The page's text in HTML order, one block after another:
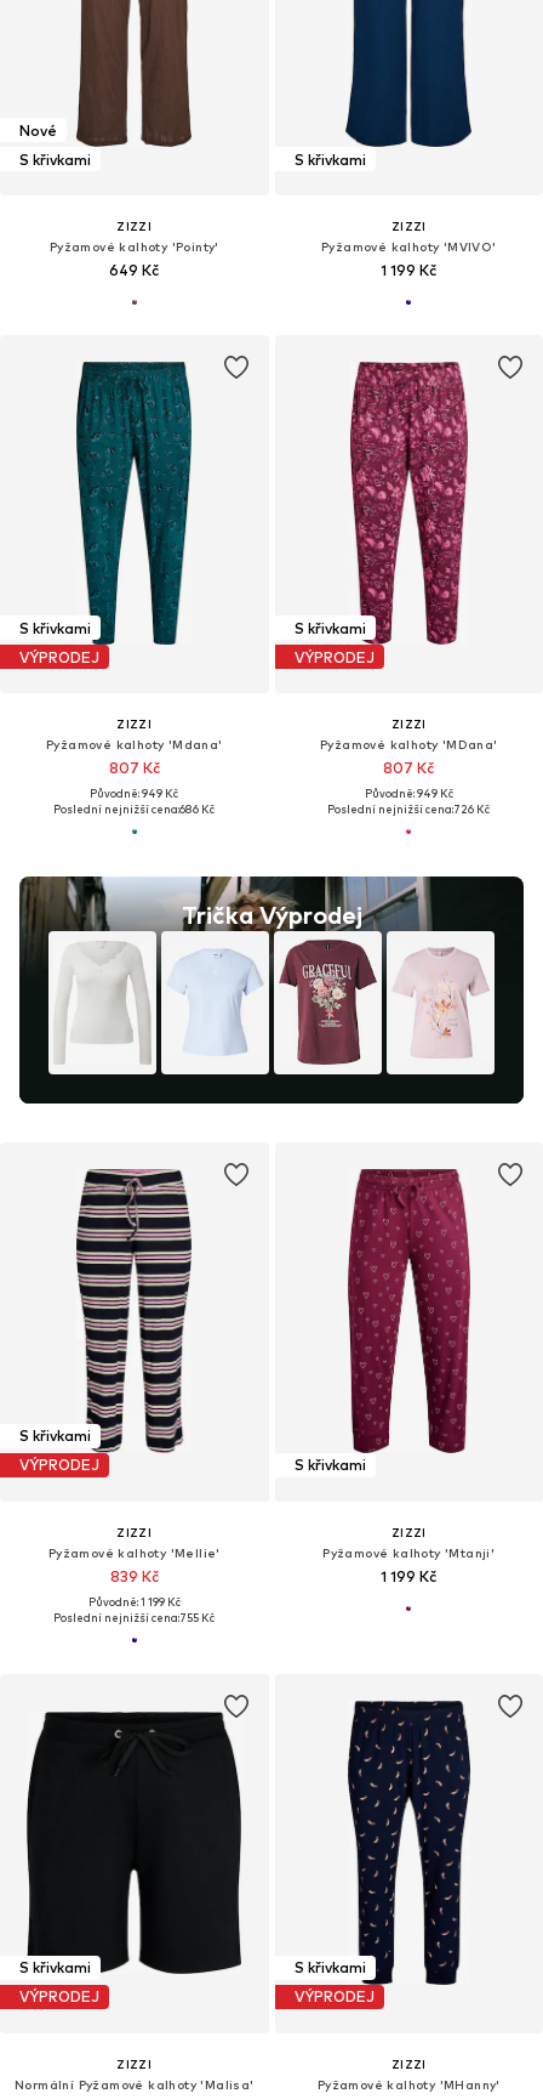
Nové
S křivkami
ZIZZI
Pyžamové kalhoty 'Pointy'
649 Kč
S křivkami
ZIZZI
Pyžamové kalhoty 'MVIVO'
1 199 Kč
S křivkami
VÝPRODEJ
ZIZZI
Pyžamové kalhoty 'Mdana'
807 Kč
Původně: 949 Kč
Poslední nejnižší cena:686 Kč
Trička Výprodej
S křivkami
VÝPRODEJ
ZIZZI
Pyžamové kalhoty 'MDana'
807 Kč
Původně: 949 Kč
Poslední nejnižší cena:726 Kč
S křivkami
VÝPRODEJ
ZIZZI
Pyžamové kalhoty 'Mellie'
839 Kč
Původně: 1 199 Kč
Poslední nejnižší cena:755 Kč
S křivkami
ZIZZI
Pyžamové kalhoty 'Mtanji'
1 199 Kč
S křivkami
VÝPRODEJ
ZIZZI
Normální Pyžamové kalhoty 'Malisa'
S křivkami
VÝPRODEJ
ZIZZI
Pyžamové kalhoty 'MHanny'